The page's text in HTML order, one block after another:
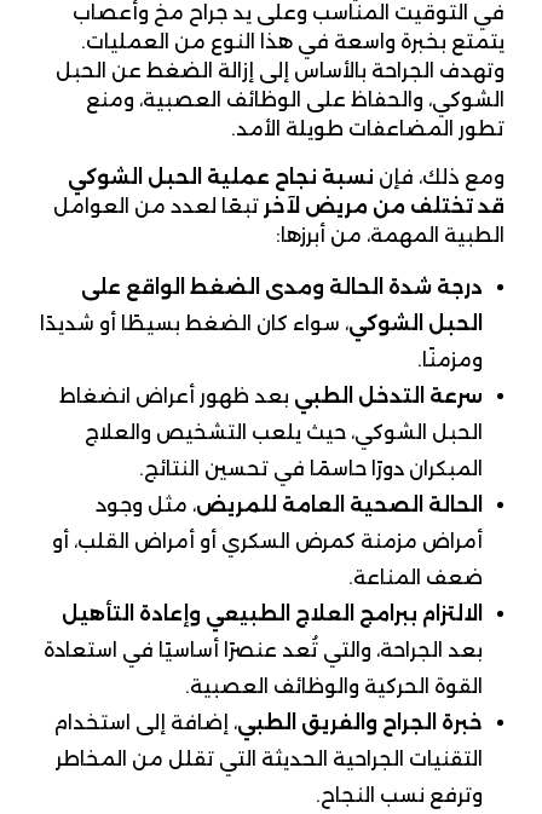
في التوقيت المناسب وعلى يد جراح مخ وأعصاب
يتمتع بخبرة واسعة في هذا النوع من العمليات.
وتهدف الجراحة بالأساس إلى إزالة الضغط عن الحبل
الشوكي، والحفاظ على الوظائف العصبية، ومنع
تطور المضاعفات طويلة الأمد.
ومع ذلك، فإن نسبة نجاح عملية الحبل الشوكي
قد تختلف من مريض لآخر تبعًا لعدد من العوامل
الطبية المهمة، من أبرزها:
درجة شدة الحالة ومدى الضغط الواقع على
الحبل الشوكي، سواء كان الضغط بسيطًا أو شديدًا
ومزمنًا.
سرعة التدخل الطبي بعد ظهور أعراض انضغاط
الحبل الشوكي، حيث يلعب التشخيص والعلاج
المبكران دورًا حاسمًا في تحسين النتائج.
الحالة الصحية العامة للمريض، مثل وجود
أمراض مزمنة كمرض السكري أو أمراض القلب، أو
ضعف المناعة.
الالتزام ببرامج العلاج الطبيعي وإعادة التأهيل
بعد الجراحة، والتي تُعد عنصرًا أساسيًا في استعادة
القوة الحركية والوظائف العصبية.
خبرة الجراح والفريق الطبي، إضافة إلى استخدام
التقنيات الجراحية الحديثة التي تقلل من المخاطر
وترفع نسب النجاح.